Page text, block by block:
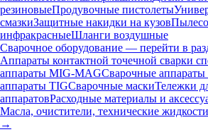
резиновыеПродувочные пистолеты
смазкиЗащитные накидки на кузов
инфракрасныеШланги воздушные
Сварочное оборудование — перейти в
Аппараты контактной точечной сварки
аппараты MIG-MAGСварочные
аппараты TIGСварочные маскиТележки
аппаратовРасходные материалы и
Масла, очистители, технические
→